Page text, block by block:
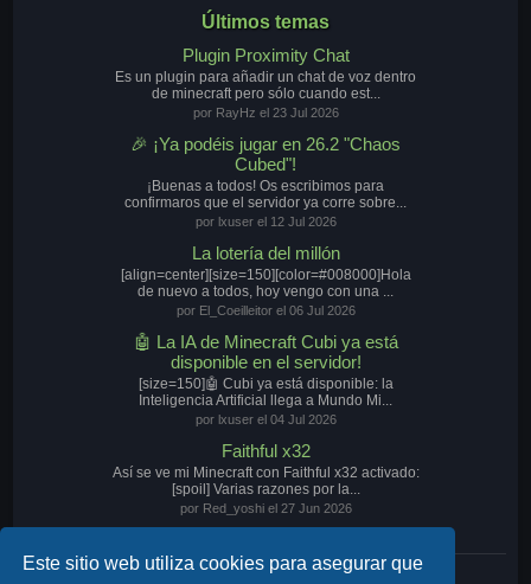
Este sitio web utiliza cookies para asegurar que
Últimos temas
Plugin Proximity Chat
Es un plugin para añadir un chat de voz dentro
de minecraft pero sólo cuando est...
por RayHz el 23 Jul 2026
🎉 ¡Ya podéis jugar en 26.2 "Chaos
Cubed"!
¡Buenas a todos! Os escribimos para
confirmaros que el servidor ya corre sobre...
por lxuser el 12 Jul 2026
La lotería del millón
[align=center][size=150][color=#008000]Hola
de nuevo a todos, hoy vengo con una ...
por El_Coeilleitor el 06 Jul 2026
🤖 La IA de Minecraft Cubi ya está
disponible en el servidor!
[size=150]🤖 Cubi ya está disponible: la
Inteligencia Artificial llega a Mundo Mi...
por lxuser el 04 Jul 2026
Faithful x32
Así se ve mi Minecraft con Faithful x32 activado:
[spoil] Varias razones por la...
por Red_yoshi el 27 Jun 2026